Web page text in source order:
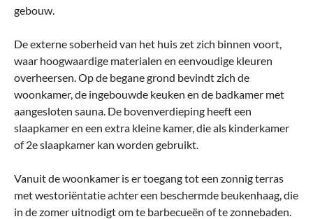
gebouw.
De externe soberheid van het huis zet zich binnen voort,
waar hoogwaardige materialen en eenvoudige kleuren
overheersen. Op de begane grond bevindt zich de
woonkamer, de ingebouwde keuken en de badkamer met
aangesloten sauna. De bovenverdieping heeft een
slaapkamer en een extra kleine kamer, die als kinderkamer
of 2e slaapkamer kan worden gebruikt.
Vanuit de woonkamer is er toegang tot een zonnig terras
met westoriëntatie achter een beschermde beukenhaag, die
in de zomer uitnodigt om te barbecueën of te zonnebaden.